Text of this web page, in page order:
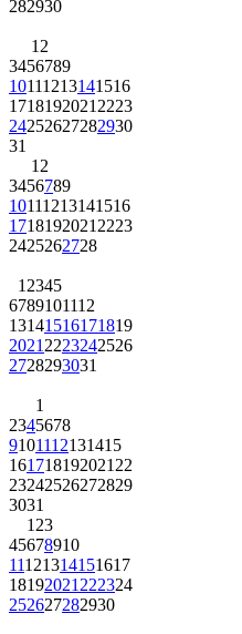
282930
1 2
3456789
10111213141516
1718192021 2223
24252627282930
31
1 2
3456789
10111213141516
1718192021 2223
2425262728
1 2345
6789101112
13141516171819
2021 2223242526
2728293031
1
2345678
9101112131415
161718192021 22
23242526272829
3031
1 23
45678910
11121314151617
18192021 222324
252627282930